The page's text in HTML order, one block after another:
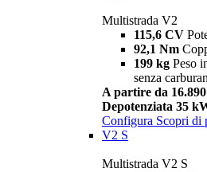
Multistrada V2
115,6 CV
92,1 Nm
199 kg Peso
senza
A partire da
Depotenziata 35
Configura Scopri di
V2 S
Multistrada V2 S